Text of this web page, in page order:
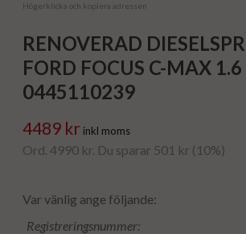
Högerklicka och kopiera adressen
RENOVERAD
FORD FOCUS C-MAX
0445110239
4489 kr inkl moms
Ord. 4990 kr. Du sparar 501 kr (10%)
Var vänlig ange följande:
Registreringsnummer: